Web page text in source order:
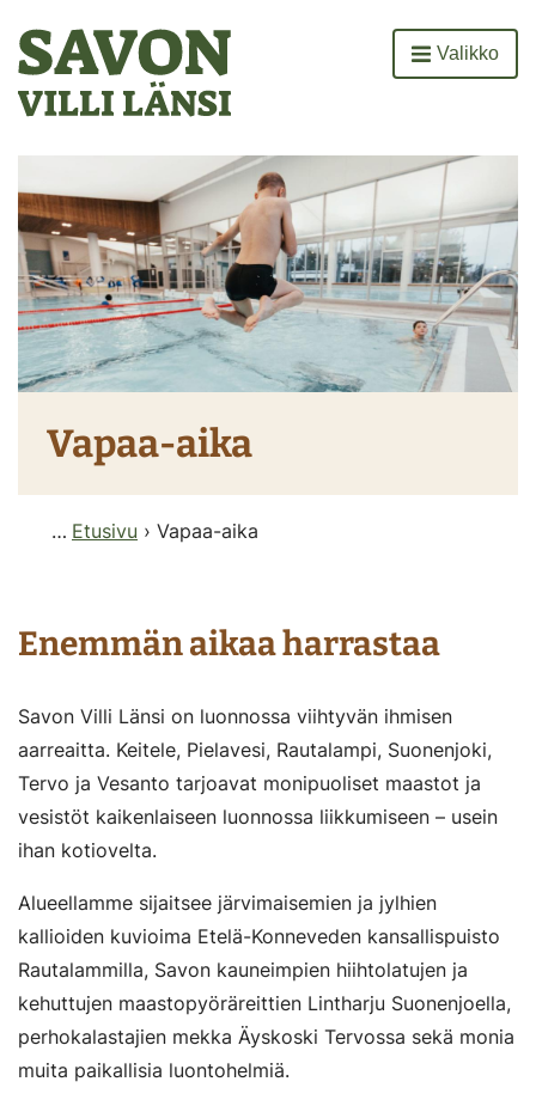
Etusivu
AvaaValikko
Vapaa-aika
Etusivu Vapaa-aika
Enemmän aikaa harrastaa
Savon Villi Länsi on luonnossa viihtyvän ihmisen
aarreaitta. Keitele, Pielavesi, Rautalampi, Suonenjoki,
Tervo ja Vesanto tarjoavat monipuoliset maastot ja
vesistöt kaikenlaiseen luonnossa liikkumiseen – usein
ihan kotiovelta.
Alueellamme sijaitsee järvimaisemien ja jylhien
kallioiden kuvioima Etelä-Konneveden kansallispuisto
Rautalammilla, Savon kauneimpien hiihtolatujen ja
kehuttujen maastopyöräreittien Lintharju Suonenjoella,
perhokalastajien mekka Äyskoski Tervossa sekä monia
muita paikallisia luontohelmiä.